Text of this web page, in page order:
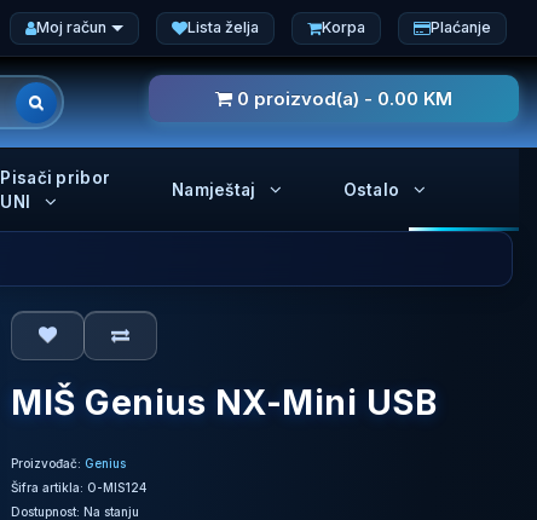
Moj račun Lista želja Korpa Plaćanje
0 proizvod(a) - 0.00 KM
Pisači pribor
UNI
Namještaj Ostalo
MIŠ Genius NX-Mini USB
Proizvođač: Genius
Šifra artikla: O-MIS124
Dostupnost: Na stanju